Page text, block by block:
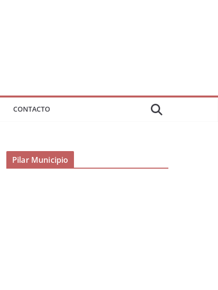
CONTACTO
Pilar Municipio